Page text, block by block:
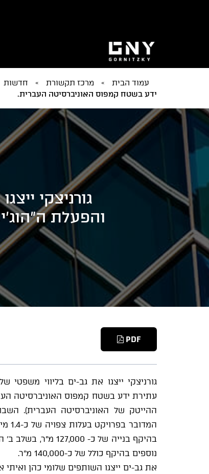
עמוד הבית » מרכז תקשורת » חדשות
ידע בשטח קמפוס האוניברסיטה העברית.
גורניצקי
והפעלת
PDF
גורניצקי ייצגו את גב-ים בליווי
עתירת ידע בשטח קמפוס האוניברסיטה
ההייטק של האוניברסיטה העברית).
בהיקף בנייה של
נוספים בהיקף כולל של כ-140,000 מ"ר.
את גב-ים ייצגו השותפים שלומי כהן ואיתי